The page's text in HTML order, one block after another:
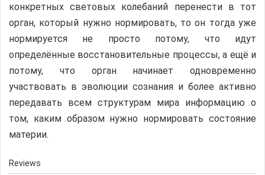
конкретных световых колебаний перенести в тот
орган, который нужно нормировать, то он тогда уже
нормируется не просто потому, что идут
определённые восстановительные процессы, а ещё и
потому, что орган начинает одновременно
участвовать в эволюции сознания и более активно
передавать всем структурам мира информацию о
том, каким образом нужно нормировать состояние
материи.
Reviews